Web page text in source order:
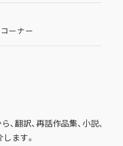
ーナー
翻訳、再話作品集、小説、
ます。